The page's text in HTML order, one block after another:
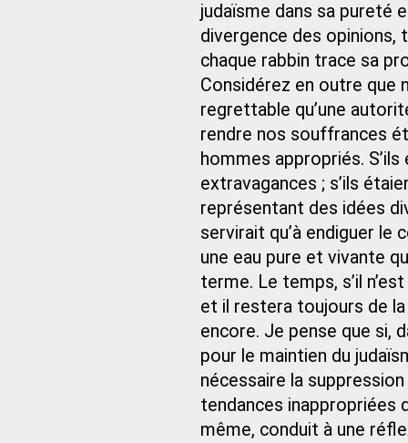
judaïsme dans sa pureté
divergence des opinions,
chaque rabbin trace sa
Considérez en outre que
regrettable qu’une
rendre nos souffrances
hommes appropriés.
extravagances ; s’ils
représentant des idées
servirait qu’à endiguer
une eau pure et vivante
terme. Le temps, s’il
et il restera toujours de
encore. Je pense que si,
pour le maintien du
nécessaire la
tendances inappropriées
même, conduit à une